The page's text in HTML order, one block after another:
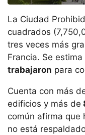
La Ciudad
cuadrados
tres veces más
Francia. Se estima
trabajaron para
Cuenta con más
edificios y más de
común afirma que
no está